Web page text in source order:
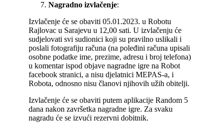
Nagradno izvlačenje:
Izvlačenje će se obaviti 05.01.2023. u Robotu
Rajlovac u Sarajevu u 12,00 sati. U izvlačenju će
sudjelovati svi sudionici koji su pravilno uslikali i
poslali fotografiju računa (na poleđini računa upisali
osobne podatke ime, prezime, adresu i broj telefona)
u komentar ispod objave nagradne igre na Robot
facebook stranici, a nisu djelatnici MEPAS-a, i
Robota, odnosno nisu članovi njihovih užih obitelji.
Izvlačenje će se obaviti putem aplikacije Random 5
dana nakon završetka nagradne igre. Za svaku
nagradu će se izvući rezervni dobitnik.